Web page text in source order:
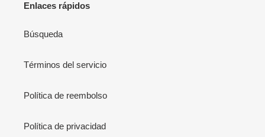
Enlaces rápidos
Búsqueda
Términos del servicio
Política de reembolso
Política de privacidad